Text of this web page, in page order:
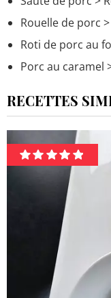
Rouelle de porc
Roti de porc au
Porc au caramel
RECETTES